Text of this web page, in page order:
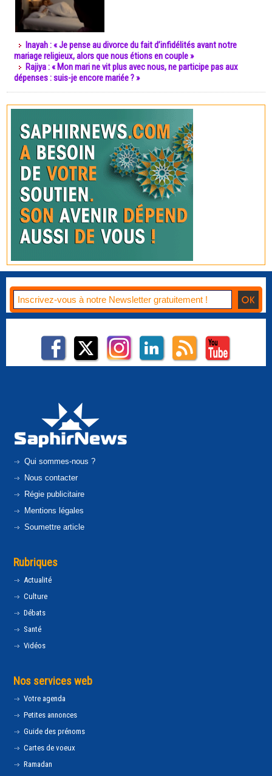
Inayah : « Je pense au divorce du fait d’infidélités avant notre
mariage religieux, alors que nous étions en couple »
Rajiya : « Mon mari ne vit plus avec nous, ne participe pas aux
dépenses : suis-je encore mariée ? »
Qui sommes-nous ?
Nous contacter
Régie publicitaire
Mentions légales
Soumettre article
Rubriques
Actualité
Culture
Débats
Santé
Vidéos
Nos services web
Votre agenda
Petites annonces
Guide des prénoms
Cartes de voeux
Ramadan